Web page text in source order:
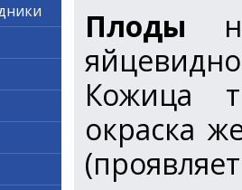
Плоды
Кожица
окраска